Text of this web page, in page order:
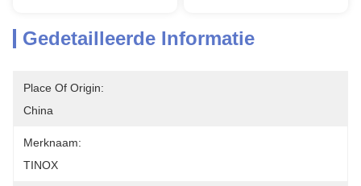
Gedetailleerde Informatie
Place Of Origin:
China
Merknaam:
TINOX